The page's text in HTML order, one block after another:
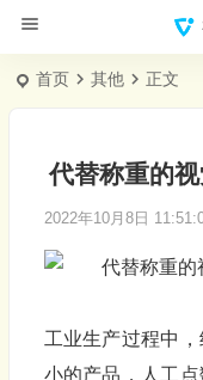
首页 其他 正文
代替称重的
2022年10月8日
工业生产过程中
小的产品，人工